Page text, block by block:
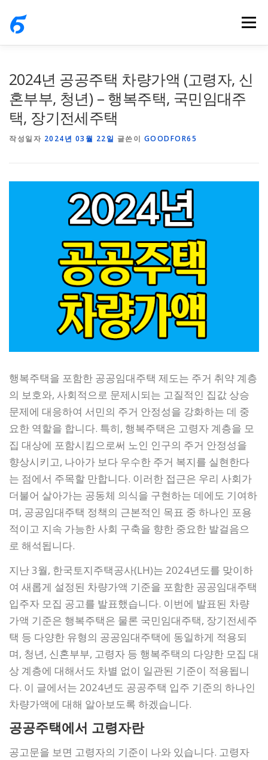
메뉴
2024년 공공주택 차량가액 (고령자, 신
혼부부, 청년) – 행복주택, 국민임대주
택, 장기전세주택
작성일자 2024년 03월 22일 글쓴이 GOODFOR65
행복주택을 포함한 공공임대주택 제도는 주거 취약 계층
의 보호와, 사회적으로 문제시되는 고질적인 집값 상승
문제에 대응하여 서민의 주거 안정성을 강화하는 데 중
요한 역할을 합니다. 특히, 행복주택은 고령자 계층을 모
집 대상에 포함시킴으로써 노인 인구의 주거 안정성을
향상시키고, 나아가 보다 우수한 주거 복지를 실현한다
는 점에서 주목할 만합니다. 이러한 접근은 우리 사회가
더불어 살아가는 공동체 의식을 구현하는 데에도 기여하
며, 공공임대주택 정책의 근본적인 목표 중 하나인 포용
적이고 지속 가능한 사회 구축을 향한 중요한 발걸음으
로 해석됩니다.
지난 3월, 한국토지주택공사(LH)는 2024년도를 맞이하
여 새롭게 설정된 차량가액 기준을 포함한 공공임대주택
입주자 모집 공고를 발표했습니다. 이번에 발표된 차량
가액 기준은 행복주택은 물론 국민임대주택, 장기전세주
택 등 다양한 유형의 공공임대주택에 동일하게 적용되
며, 청년, 신혼부부, 고령자 등 행복주택의 다양한 모집 대
상 계층에 대해서도 차별 없이 일관된 기준이 적용됩니
다. 이 글에서는 2024년도 공공주택 입주 기준의 하나인
차량가액에 대해 알아보도록 하겠습니다.
공공주택에서 고령자란
공고문을 보면 고령자의 기준이 나와 있습니다. 고령자